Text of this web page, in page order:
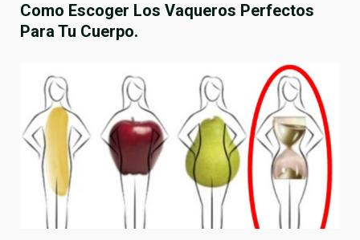
Como Escoger Los Vaqueros Perfectos
Para Tu Cuerpo.